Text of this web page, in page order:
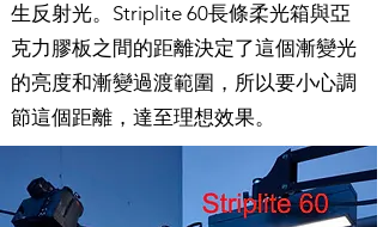
生反射光。Striplite 60長條柔光箱與亞
克力膠板之間的距離決定了這個漸變光
的亮度和漸變過渡範圍，所以要小心調
節這個距離，達至理想效果。